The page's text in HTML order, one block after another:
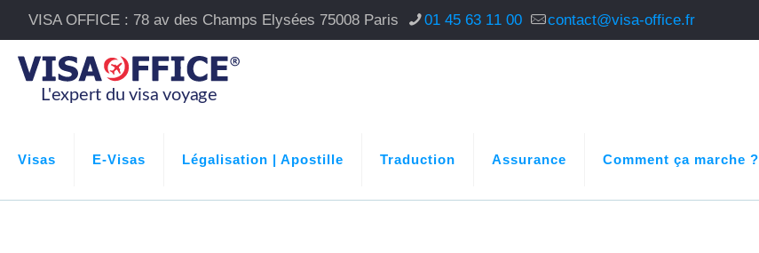
VISA OFFICE : 78 av des Champs Elysées 75008 Paris 01 45 63 11 00 contact@visa-office.fr
Visas E-Visas Légalisation | Apostille Traduction Assurance Comment ça marche ?